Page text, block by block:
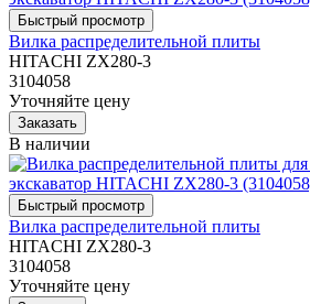
Вилка распределительной плиты
HITACHI ZX280-3
3104058
Уточняйте цену
В наличии
Вилка распределительной плиты
HITACHI ZX280-3
3104058
Уточняйте цену